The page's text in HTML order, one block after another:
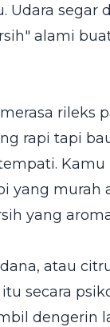
Udara segar
alami
rileks
rapi tapi
Kamu
yang murah
yang
atau
secara
dengerin